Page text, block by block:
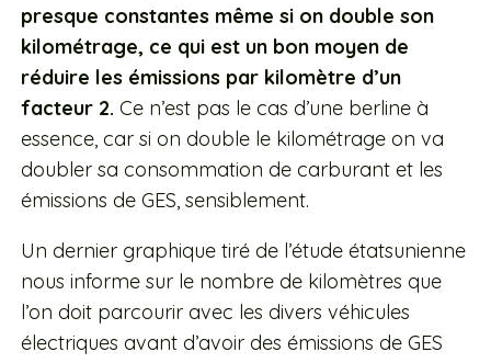
presque constantes même si on double son
kilométrage, ce qui est un bon moyen de
réduire les émissions par kilomètre d’un
facteur 2. Ce n’est pas le cas d’une berline à
essence, car si on double le kilométrage on va
doubler sa consommation de carburant et les
émissions de GES, sensiblement.
Un dernier graphique tiré de l’étude étatsunienne
nous informe sur le nombre de kilomètres que
l’on doit parcourir avec les divers véhicules
électriques avant d’avoir des émissions de GES